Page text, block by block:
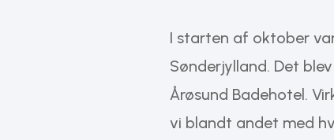
I starten af oktober
Sønderjylland. Det
Årøsund Badehotel.
vi blandt andet med